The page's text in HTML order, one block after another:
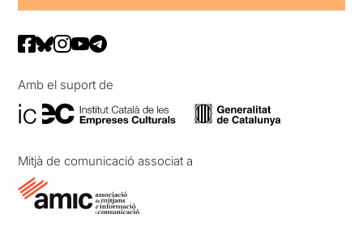
Amb el suport de
Mitjà de comunicació associat a